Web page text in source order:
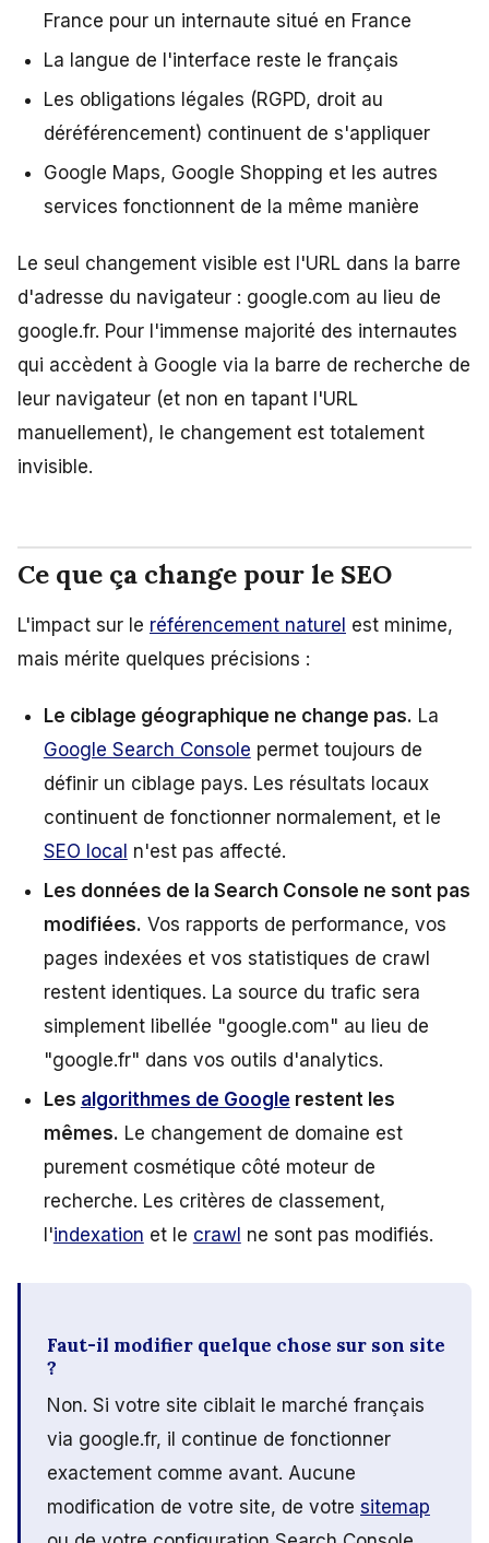
France pour un internaute situé en France
La langue de l'interface reste le français
Les obligations légales (RGPD, droit au
déréférencement) continuent de s'appliquer
Google Maps, Google Shopping et les autres
services fonctionnent de la même manière
Le seul changement visible est l'URL dans la barre
d'adresse du navigateur : google.com au lieu de
google.fr. Pour l'immense majorité des internautes
qui accèdent à Google via la barre de recherche de
leur navigateur (et non en tapant l'URL
manuellement), le changement est totalement
invisible.
Ce que ça change pour le SEO
L'impact sur le référencement naturel est minime,
mais mérite quelques précisions :
Le ciblage géographique ne change pas. La
Google Search Console permet toujours de
définir un ciblage pays. Les résultats locaux
continuent de fonctionner normalement, et le
SEO local n'est pas affecté.
Les données de la Search Console ne sont pas
modifiées. Vos rapports de performance, vos
pages indexées et vos statistiques de crawl
restent identiques. La source du trafic sera
simplement libellée "google.com" au lieu de
"google.fr" dans vos outils d'analytics.
Les algorithmes de Google restent les
mêmes. Le changement de domaine est
purement cosmétique côté moteur de
recherche. Les critères de classement,
l'indexation et le crawl ne sont pas modifiés.
Faut-il modifier quelque chose sur son site
?
Non. Si votre site ciblait le marché français
via google.fr, il continue de fonctionner
exactement comme avant. Aucune
modification de votre site, de votre sitemap